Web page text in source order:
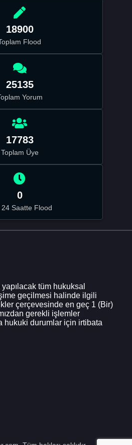
18900
Flood
25135
Yorum
17783
Toplam Üye
0
24 Saatte Flood
tüm hukuksal
geçilmesi halinde ilgili
çerçevesinde en geç 1 (Bir)
gerekli işlemler
hukuki durumlar için irtibata